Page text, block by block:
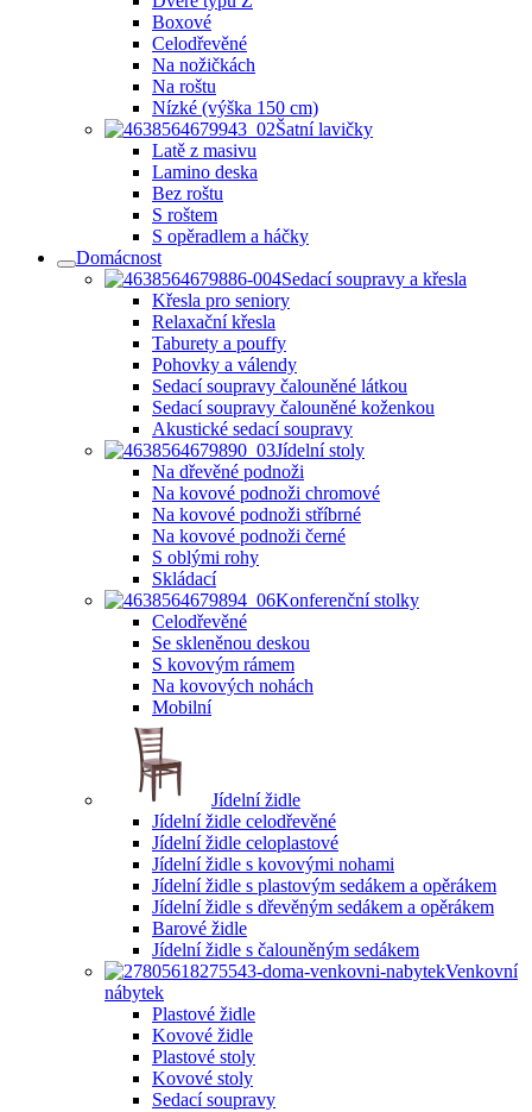
Boxové
Celodřevěné
Na nožičkách
Na roštu
Nízké (výška 150 cm)
Šatní lavičky
Latě z masivu
Lamino deska
Bez roštu
S roštem
S opěradlem a háčky
Domácnost
Sedací soupravy a křesla
Křesla pro seniory
Relaxační křesla
Taburety a pouffy
Pohovky a válendy
Sedací soupravy čalouněné látkou
Sedací soupravy čalouněné koženkou
Akustické sedací soupravy
Jídelní stoly
Na dřevěné podnoži
Na kovové podnoži chromové
Na kovové podnoži stříbrné
Na kovové podnoži černé
S oblými rohy
Skládací
Konferenční stolky
Celodřevěné
Se skleněnou deskou
S kovovým rámem
Na kovových nohách
Mobilní
Jídelní židle
Jídelní židle celodřevěné
Jídelní židle celoplastové
Jídelní židle s kovovými nohami
Jídelní židle s plastovým sedákem a opěrákem
Jídelní židle s dřevěným sedákem a opěrákem
Barové židle
Jídelní židle s čalouněným sedákem
Venkovní
nábytek
Plastové židle
Kovové židle
Plastové stoly
Kovové stoly
Sedací soupravy